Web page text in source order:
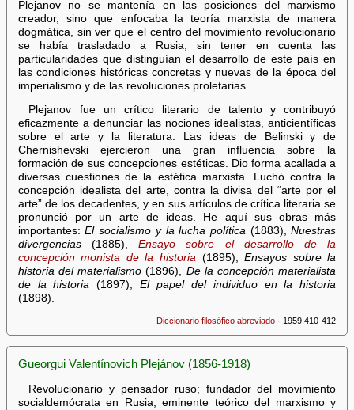
Plejanov no se mantenía en las posiciones del marxismo
creador, sino que enfocaba la teoría marxista de manera
dogmática, sin ver que el centro del movimiento revolucionario
se había trasladado a Rusia, sin tener en cuenta las
particularidades que distinguían el desarrollo de este país en
las condiciones históricas concretas y nuevas de la época del
imperialismo y de las revoluciones proletarias.
Plejanov fue un crítico literario de talento y contribuyó
eficazmente a denunciar las nociones idealistas, anticientíficas
sobre el arte y la literatura. Las ideas de Belinski y de
Chernishevski ejercieron una gran influencia sobre la
formación de sus concepciones estéticas. Dio forma acallada a
diversas cuestiones de la estética marxista. Luchó contra la
concepción idealista del arte, contra la divisa del “arte por el
arte” de los decadentes, y en sus artículos de crítica literaria se
pronunció por un arte de ideas. He aquí sus obras más
importantes:El socialismo y la lucha política(1883),Nuestras
divergencias(1885),Ensayo sobre el desarrollo de la
concepción monista de la historia (1895),Ensayos sobre la
historia del materialismo (1896), De la concepción materialista
de la historia (1897),El papel del individuo en la historia
(1898).
Diccionario filosófico abreviado · 1959:410-412
Gueorgui Valentínovich Plejánov (1856-1918)
Revolucionario y pensador ruso; fundador del movimiento
socialdemócrata en Rusia, eminente teórico del marxismo y